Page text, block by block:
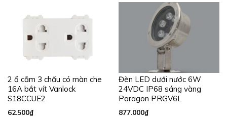
2 ổ cắm 3 chấu có màn che
16A bắt vít Vanlock
S18CCUE2
62.500₫
Đèn LED dưới nước 6W
24VDC IP68 sáng vàng
Paragon PRGV6L
877.000₫